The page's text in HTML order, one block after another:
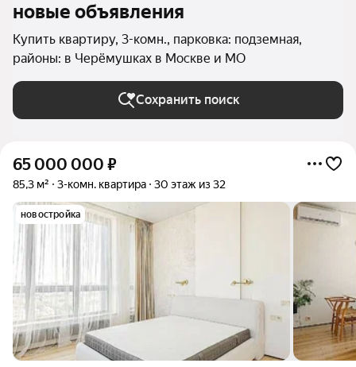
новые объявления
Купить квартиру, 3-комн., парковка: подземная,
районы: в Черёмушках в Москве и МО
Сохранить поиск
65 000 000 ₽
85,3 м² 3-комн. квартира 30 этаж из 32
новостройка